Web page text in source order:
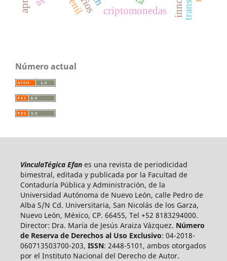
criptomonedas
Número actual
VinculaTégica Efanes una revista de periodicidad
bimestral, editada y publicada por la Facultad de
Contaduría Pública y Administración, de la
Universidad Autónoma de Nuevo León, calle Pedro de
Alba S/N Cd. Universitaria, San Nicolás de los Garza,
Nuevo León, México, CP. 66455, Tel +52 8183294000.
Director: Dra. María de Jesús Araiza Vázquez. Número
de Reserva de Derechos al Uso Exclusivo: 04-2018-
060713503700-203, ISSN: 2448-5101, ambos otorgados
por el Instituto Nacional del Derecho de Autor.